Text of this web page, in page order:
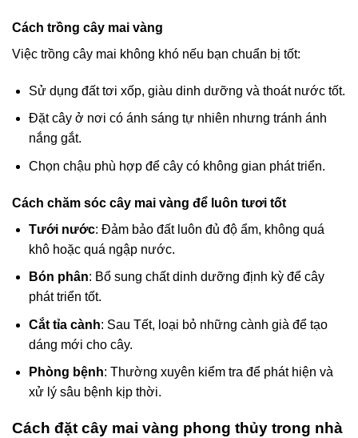
Cách trồng cây mai vàng
Việc trồng cây mai không khó nếu bạn chuẩn bị tốt:
Sử dụng đất tơi xốp, giàu dinh dưỡng và thoát nước tốt.
Đặt cây ở nơi có ánh sáng tự nhiên nhưng tránh ánh
nắng gắt.
Chọn chậu phù hợp để cây có không gian phát triển.
Cách chăm sóc cây mai vàng để luôn tươi tốt
Tưới nước: Đảm bảo đất luôn đủ độ ẩm, không quá
khô hoặc quá ngập nước.
Bón phân: Bổ sung chất dinh dưỡng định kỳ để cây
phát triển tốt.
Cắt tỉa cành: Sau Tết, loại bỏ những cành già để tạo
dáng mới cho cây.
Phòng bệnh: Thường xuyên kiểm tra để phát hiện và
xử lý sâu bệnh kịp thời.
Cách đặt cây mai vàng phong thủy trong nhà